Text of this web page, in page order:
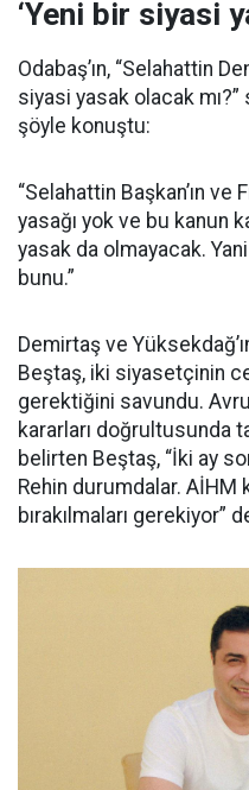
‘Yeni bir siyasi
Odabaş’ın, “Selahattin
siyasi yasak olacak
şöyle konuştu:
“Selahattin Başkan’ın ve
yasağı yok ve bu kanun
yasak da olmayacak.
bunu.”
Demirtaş ve
Beştaş, iki siyasetçinin
gerektiğini savundu.
kararları doğrultusunda
belirten Beştaş, “İki ay
Rehin durumdalar. AİHM
bırakılmaları gerekiyor”